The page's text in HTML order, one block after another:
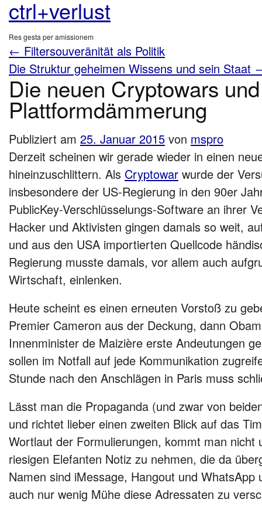
ctrl+verlust
Res gesta per amissionem
← Filtersouveränität als Politik
Die Struktur geheimen Wissens und sein Staat
Die neuen Cryptowars
Plattformdämmerung
Publiziert am 25. Januar 2015 von mspro
Derzeit scheinen wir gerade wieder in einen
hineinzuschlittern. Als Cryptowar wurde der
insbesondere der US-Regierung in den 90er
PublicKey-Verschlüsselungs-Software an ihrer
Hacker und Aktivisten gingen damals so weit,
und aus den USA importierten Quellcode
Regierung musste damals, vor allem auch
Wirtschaft, einlenken.
Heute scheint es einen erneuten Vorstoß zu
Premier Cameron aus der Deckung, dann
Innenminister de Maizière erste Andeutungen
sollen im Notfall auf jede Kommunikation
Stunde nach den Anschlägen in Paris muss
Lässt man die Propaganda (und zwar von
und richtet lieber einen zweiten Blick auf das
Wortlaut der Formulierungen, kommt man nicht
riesigen Elefanten Notiz zu nehmen, die da
Namen sind iMessage, Hangout und WhatsApp
auch nur wenig Mühe diese Adressaten zu